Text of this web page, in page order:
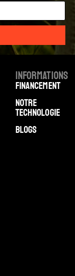
Informations
Financement
Notre
technologie
Blogs